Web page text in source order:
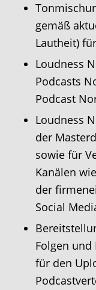
gemäß
Lautheit)
Loudness
Podcasts
Podcast
Loudness
der
sowie für
Kanälen
der
Social
Folgen
für den